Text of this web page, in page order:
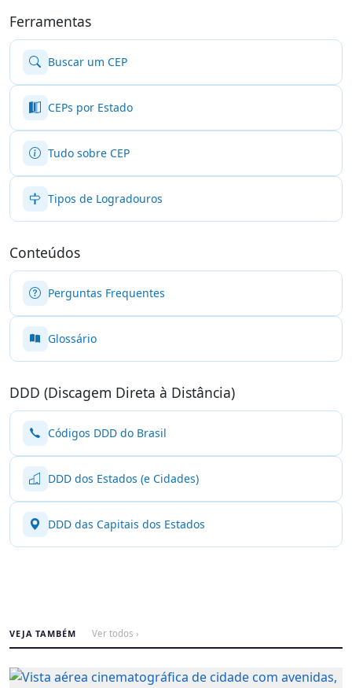
Ferramentas
Buscar um CEP
CEPs por Estado
Tudo sobre CEP
Tipos de Logradouros
Conteúdos
Perguntas Frequentes
Glossário
DDD (Discagem Direta à Distância)
Códigos DDD do Brasil
DDD dos Estados (e Cidades)
DDD das Capitais dos Estados
VEJA TAMBÉM Ver todos ›